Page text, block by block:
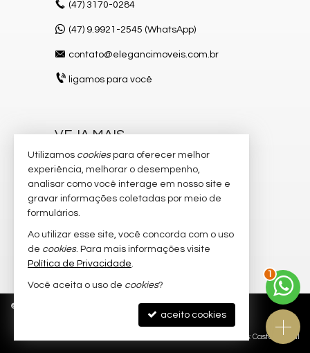
(47) 3170-0284
(47) 9.9921-2545 (WhatsApp)
contato@elegancimoveis.com.br
ligamos para você
VEJA MAIS
receba nosso newsletter
indicadores financeiros
imóveis favoritos
mapa de imóveis
© Política de Privacidade
Site para imobiliárias: Castel Digital
1
Utilizamos cookiespara oferecer melhor
experiência, melhorar o desempenho,
analisar como você interage em nosso site e
gravar informações coletadas por meio de
formulários.
Ao utilizar esse site, você concorda com o uso
de cookies. Para mais informações visite
Política de Privacidade.
Você aceita o uso de cookies?
aceito cookies